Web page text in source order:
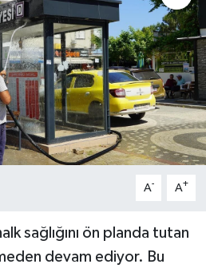
A- A+
sağlığını ön planda tutan
devam ediyor. Bu